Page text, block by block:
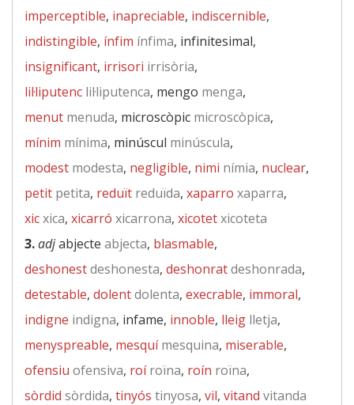
imperceptible, inapreciable, indiscernible,
indistingible, ínfim ínfima, infinitesimal,
insignificant, irrisori irrisòria,
lil·liputenc lil·liputenca, mengo menga,
menut menuda, microscòpic microscòpica,
mínim mínima, minúscul minúscula,
modest modesta, negligible, nimi nímia, nuclear,
petit petita, reduït reduïda, xaparro xaparra,
xicxica, xicarró xicarrona, xicotetxicoteta
3.adjabjecte abjecta, blasmable,
deshonestdeshonesta, deshonratdeshonrada,
detestable, dolentdolenta, execrable, immoral,
indigne indigna, infame, innoble, lleig lletja,
menyspreable, mesquímesquina, miserable,
ofensiu ofensiva, roíroïna, roín roïna,
sòrdid sòrdida, tinyós tinyosa, vil, vitand vitanda